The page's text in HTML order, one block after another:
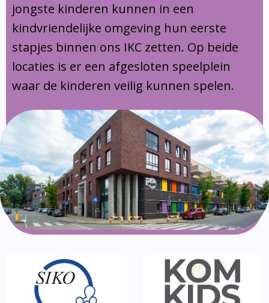
jongste kinderen kunnen in een
kindvriendelijke omgeving hun eerste
stapjes binnen ons IKC zetten. Op beide
locaties is er een afgesloten speelplein
waar de kinderen veilig kunnen spelen.